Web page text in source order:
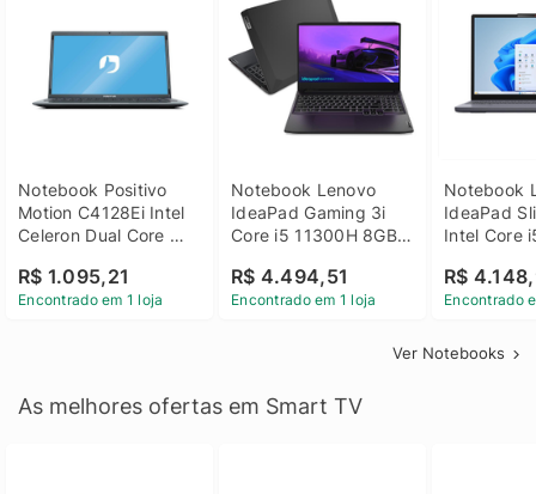
Notebook Positivo
Motion C4128Ei Intel
Celeron Dual Core
Linux 14 - 3002181
R$ 1.095,21
Encontrado em 1 loja
Notebook Lenovo
IdeaPad Gaming 3i
Core i5 11300H 8GB
GTX 1650 4GB 15.6
FHD Linux - Preto
R$ 4.494,51
Encontrado em 1 loja
Notebook
IdeaPad
Intel Core
SSD Win
R$
Encontrado
Ver Notebooks
As melhores ofertas em Smart TV